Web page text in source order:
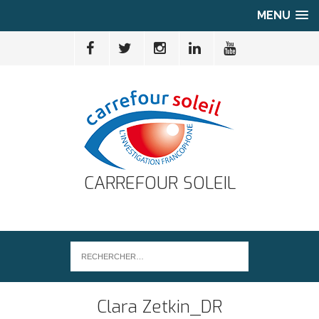
MENU
CARREFOUR SOLEIL
Clara Zetkin_DR